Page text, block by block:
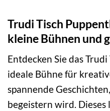
Trudi Tisch
kleine Bühnen und
Entdecken Sie das
ideale Bühne für
spannende
begeistern wird.